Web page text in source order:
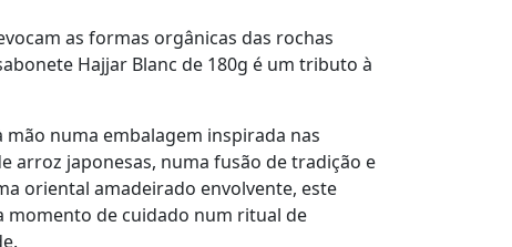
as formas orgânicas das rochas
Hajjar Blanc de 180g é um tributo à
mão numa embalagem inspirada nas
arroz japonesas, numa fusão de tradição e
oriental amadeirado envolvente, este
momento de cuidado num ritual de